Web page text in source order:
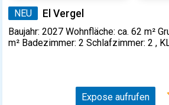
NEU El Vergel
Baujahr: 2027 Wohnfläche: ca. 62 m²
m² Badezimmer: 2 Schlafzimmer: 2 ,
Expose aufrufen